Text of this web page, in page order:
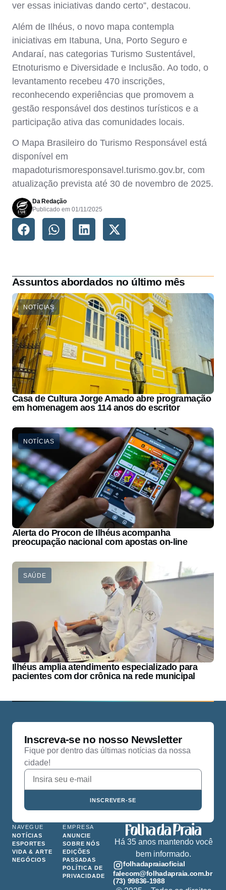
ver essas iniciativas dando certo”, destacou.
Além de Ilhéus, o novo mapa contempla
iniciativas em Itabuna, Una, Porto Seguro e
Andaraí, nas categorias Turismo Sustentável,
Etnoturismo e Diversidade e Inclusão. Ao todo, o
levantamento recebeu 470 inscrições,
reconhecendo experiências que promovem a
gestão responsável dos destinos turísticos e a
participação ativa das comunidades locais.
O Mapa Brasileiro do Turismo Responsável está
disponível em
mapadoturismoresponsavel.turismo.gov.br, com
atualização prevista até 30 de novembro de 2025.
Da Redação
Publicado em 01/11/2025
Assuntos abordados no último mês
NOTÍCIAS
Casa de Cultura Jorge Amado abre programação
em homenagem aos 114 anos do escritor
NOTÍCIAS
Alerta do Procon de Ilhéus acompanha
preocupação nacional com apostas on-line
SAÚDE
Ilhéus amplia atendimento especializado para
pacientes com dor crônica na rede municipal
Inscreva-se no nosso Newsletter
Fique por dentro das últimas notícias da nossa
cidade!
INSCREVER-SE
NAVEGUE
NOTÍCIAS
ESPORTES
VIDA & ARTE
NEGÓCIOS
EMPRESA
ANUNCIE
SOBRE NÓS
EDIÇÕES
PASSADAS
POLÍTICA DE
PRIVACIDADE
Há 35 anos mantendo você
bem informado.
folhadapraiaoficial
falecom@folhadapraia.com.br
(73) 99836-1988